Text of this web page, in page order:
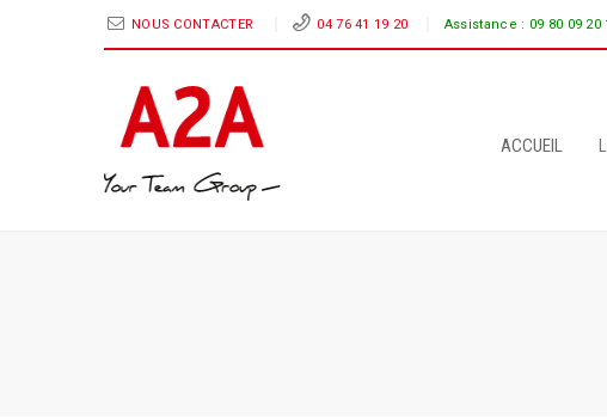
NOUS CONTACTER 04 76 41 19 20 Assistance : 09 80 09 20
ACCUEIL